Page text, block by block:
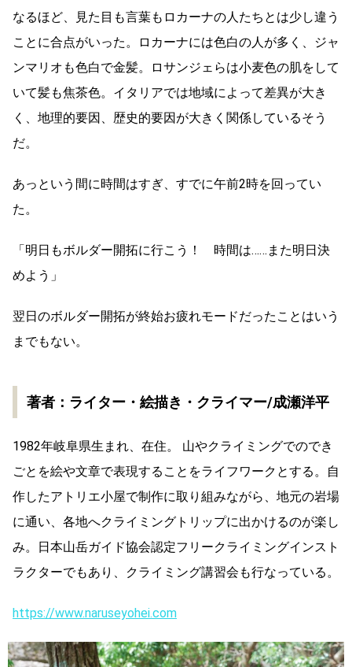
なるほど、見た目も言葉もロカーナの人たちとは少し違う
ことに合点がいった。ロカーナには色白の人が多く、ジャ
ンマリオも色白で金髪。ロサンジェらは小麦色の肌をして
いて髪も焦茶色。イタリアでは地域によって差異が大き
く、地理的要因、歴史的要因が大きく関係しているそう
だ。
あっという間に時間はすぎ、すでに午前2時を回ってい
た。
「明日もボルダー開拓に行こう！ 時間は……また明日決
めよう」
翌日のボルダー開拓が終始お疲れモードだったことはいう
までもない。
著者：ライター・絵描き・クライマー/成瀬洋平
1982年岐阜県生まれ、在住。 山やクライミングでのでき
ごとを絵や文章で表現することをライフワークとする。自
作したアトリエ小屋で制作に取り組みながら、地元の岩場
に通い、各地へクライミングトリップに出かけるのが楽し
み。日本山岳ガイド協会認定フリークライミングインスト
ラクターでもあり、クライミング講習会も行なっている。
https://www.naruseyohei.com